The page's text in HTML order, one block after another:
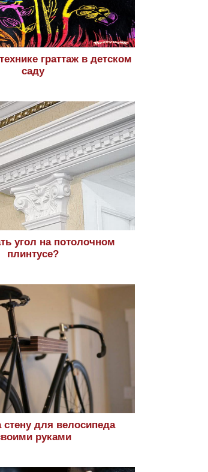
граттаж в детском
саду
угол на потолочном
плинтусе?
стену для велосипеда
руками